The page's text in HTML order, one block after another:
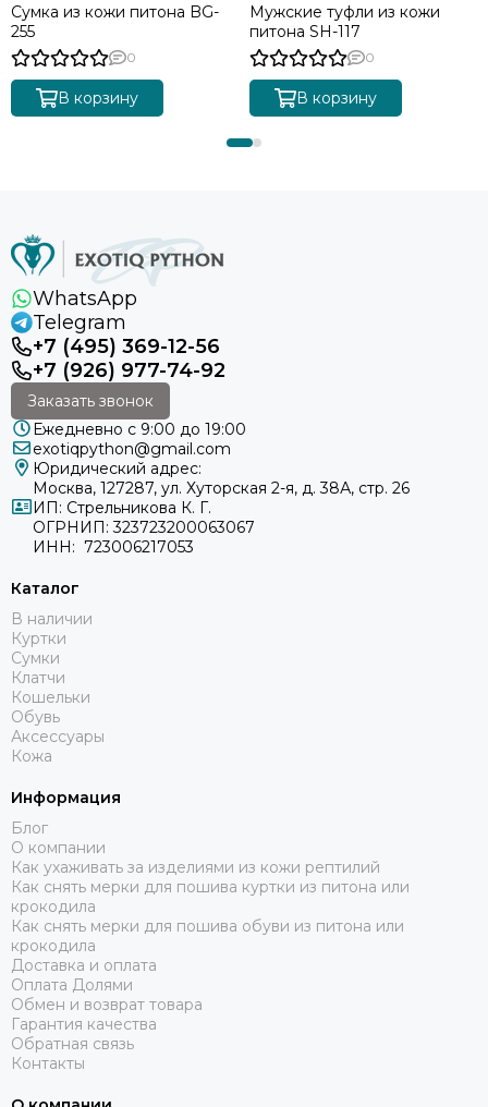
Сумка из кожи питона BG-
255
0
В корзину
Мужские туфли из кожи
питона SH-117
0
В корзину
WhatsApp
Telegram
+7 (495) 369-12-56
+7 (926) 977-74-92
Заказать звонок
Ежедневно с 9:00 до 19:00
exotiqpython@gmail.com
Юридический адрес:
Москва, 127287, ул. Хуторская 2-я, д. 38А, стр. 26
ИП: Стрельникова К. Г.
ОГРНИП: 323723200063067
ИНН: 723006217053
Каталог
В наличии
Куртки
Сумки
Клатчи
Кошельки
Обувь
Аксессуары
Кожа
Информация
Блог
О компании
Как ухаживать за изделиями из кожи рептилий
Как снять мерки для пошива куртки из питона или
крокодила
Как снять мерки для пошива обуви из питона или
крокодила
Доставка и оплата
Оплата Долями
Обмен и возврат товара
Гарантия качества
Обратная связь
Контакты